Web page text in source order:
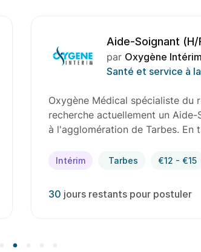
Aide-Soignant (H/
par Oxygène
Santé et service à
Oxygène Médical spécialiste du
recherche actuellement un
à l'agglomération de Tarbes. En
Intérim Tarbes €12 - €15
30 jours restants pour postuler